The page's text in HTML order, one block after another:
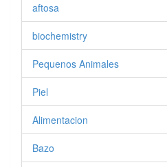
aftosa
biochemistry
Pequenos Animales
Piel
Alimentacion
Bazo